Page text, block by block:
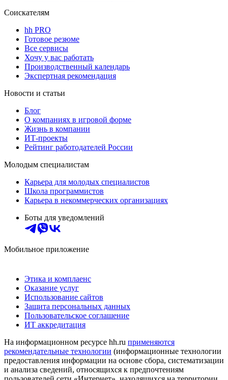
Соискателям
hh PRO
Готовое резюме
Все сервисы
Хочу у вас работать
Производственный календарь
Экспертная рекомендация
Новости и статьи
Блог
О компаниях в игровой форме
Жизнь в компании
ИТ-проекты
Рейтинг работодателей России
Молодым специалистам
Карьера для молодых специалистов
Школа программистов
Карьера в некоммерческих организациях
Боты для уведомлений
Мобильное приложение
Этика и комплаенс
Оказание услуг
Использование сайтов
Защита персональных данных
Пользовательское соглашение
ИТ аккредитация
На информационном ресурсе hh.ru применяются
рекомендательные технологии (информационные технологии
предоставления информации на основе сбора, систематизации
и анализа сведений, относящихся к предпочтениям